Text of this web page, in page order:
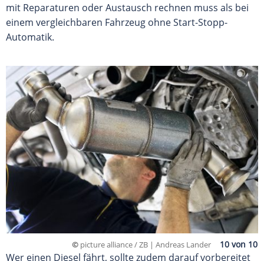
mit Reparaturen oder Austausch rechnen muss als bei
einem vergleichbaren Fahrzeug ohne Start-Stopp-
Automatik.
© picture alliance / ZB | Andreas Lander
Wer einen Diesel fährt, sollte zudem darauf vorbereitet